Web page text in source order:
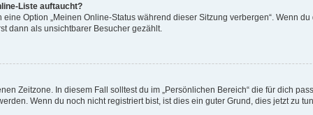
Liste auftaucht?
Option „Meinen Online-Status während dieser Sitzung verbergen“. Wenn
dann als unsichtbarer Besucher gezählt.
Zeitzone. In diesem Fall solltest du im „Persönlichen Bereich“ die für dich
Wenn du noch nicht registriert bist, ist dies ein guter Grund, dies jetzt zu tun.